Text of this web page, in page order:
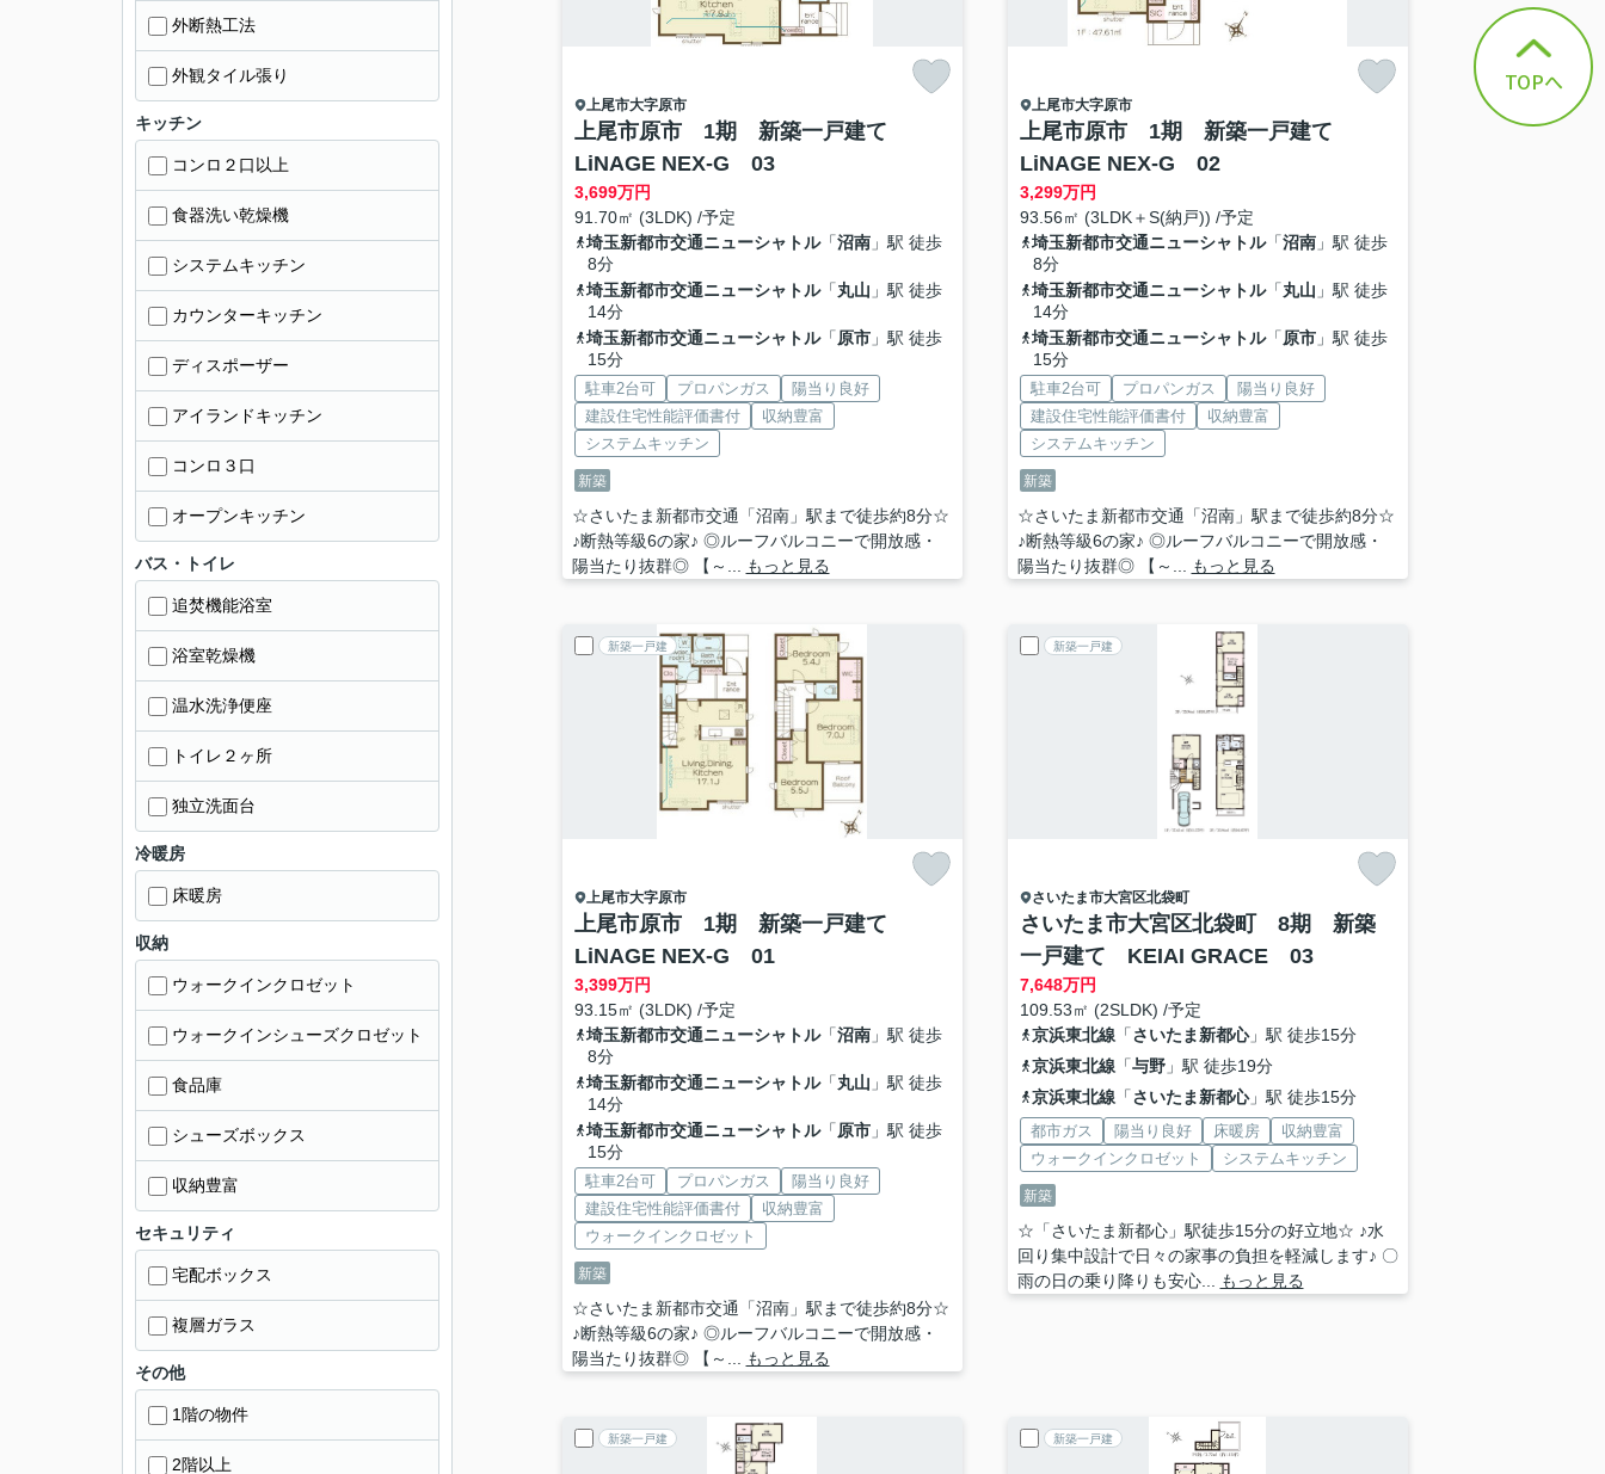
TOPへ
上尾市大字原市
上尾市原市 1期 新築一戸建て
LiNAGE NEX-G 03
3,699万円
91.70㎡ (3LDK) /予定
埼玉新都市交通ニューシャトル「沼南」駅 徒歩
8分
埼玉新都市交通ニューシャトル「丸山 」駅 徒歩
14分
埼玉新都市交通ニューシャトル「原市」駅 徒歩
15分
駐車2台可 プロパンガス
陽当り良好
建設住宅性能評価書付
収納豊富
システムキッチン
新築
☆さいたま新都市交通「沼南」駅まで徒歩約8分☆
♪断熱等級6の家♪ ◎ルーフバルコニーで開放感・
陽当たり抜群◎ 【～...
もっと見る
上尾市大字原市
上尾市原市 1期 新築一戸建て
LiNAGE NEX-G 02
3,299万円
93.56㎡ (3LDK＋S(納戸)) /予定
埼玉新都市交通ニューシャトル「沼南」駅 徒歩
8分
埼玉新都市交通ニューシャトル「丸山 」駅 徒歩
14分
埼玉新都市交通ニューシャトル「原市」駅 徒歩
15分
駐車2台可 プロパンガス
陽当り良好
建設住宅性能評価書付
収納豊富
システムキッチン
新築
☆さいたま新都市交通「沼南」駅まで徒歩約8分☆
♪断熱等級6の家♪ ◎ルーフバルコニーで開放感・
陽当たり抜群◎ 【～...
もっと見る
新築一戸建
上尾市大字原市
上尾市原市 1期 新築一戸建て
LiNAGE NEX-G 01
3,399万円
93.15㎡ (3LDK) /予定
埼玉新都市交通ニューシャトル「沼南」駅 徒歩
8分
埼玉新都市交通ニューシャトル「丸山 」駅 徒歩
14分
埼玉新都市交通ニューシャトル「原市」駅 徒歩
15分
駐車2台可 プロパンガス
陽当り良好
建設住宅性能評価書付
収納豊富
ウォークインクロゼット
新築
☆さいたま新都市交通「沼南」駅まで徒歩約8分☆
♪断熱等級6の家♪ ◎ルーフバルコニーで開放感・
陽当たり抜群◎ 【～...
もっと見る
新築一戸建
さいたま市大宮区北袋町
さいたま市大宮区北袋町 8期 新築
一戸建て KEIAI GRACE 03
7,648万円
109.53㎡ (2SLDK) /予定
京浜東北線「さいたま新都心」駅 徒歩15分
京浜東北線「与野」駅 徒歩19分
京浜東北線「さいたま新都心」駅 徒歩15分
都市ガス 陽当り良好 床暖房
収納豊富
ウォークインクロゼット
システムキッチン
新築
☆「さいたま新都心」駅徒歩15分の好立地☆ ♪水
回り集中設計で日々の家事の負担を軽減します♪ 〇
雨の日の乗り降りも安心...
もっと見る
新築一戸建 新築一戸建
外断熱工法
外観タイル張り
キッチン
コンロ２口以上
食器洗い乾燥機
システムキッチン
カウンターキッチン
ディスポーザー
アイランドキッチン
コンロ３口
オープンキッチン
バス・トイレ
追焚機能浴室
浴室乾燥機
温水洗浄便座
トイレ２ヶ所
独立洗面台
冷暖房
床暖房
収納
ウォークインクロゼット
ウォークインシューズクロゼット
食品庫
シューズボックス
収納豊富
セキュリティ
宅配ボックス
複層ガラス
その他
1階の物件
2階以上